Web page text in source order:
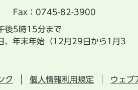
Fax：0745-82-3900
後5時15分まで
、年末年始（12月29日から1月3
ク 個人情報利用規定 ウェブ